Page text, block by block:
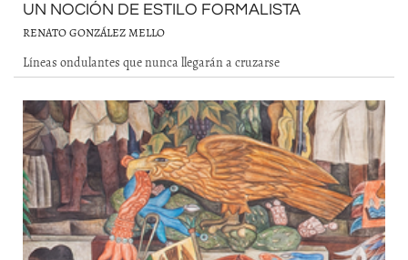
UN NOCIÓN DE ESTILO FORMALISTA
RENATO GONZÁLEZ MELLO
Líneas ondulantes que nunca llegarán a cruzarse